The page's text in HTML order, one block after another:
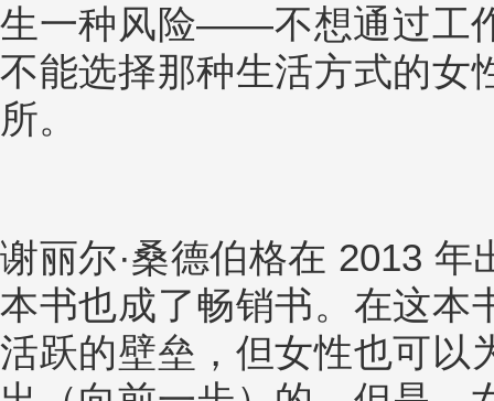
生一种风险——不想通过工
不能选择那种生活方式的女
所。
谢丽尔·桑德伯格在 2013
本书也成了畅销书。在这本
活跃的壁垒，但女性也可以